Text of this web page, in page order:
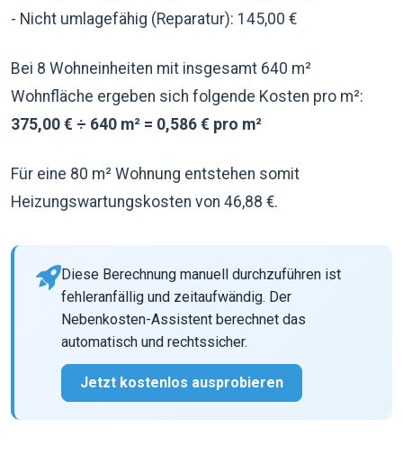
- Nicht umlagefähig (Reparatur): 145,00 €
Bei 8 Wohneinheiten mit insgesamt 640 m²
Wohnfläche ergeben sich folgende Kosten pro m²:
375,00 € ÷ 640 m² = 0,586 € pro m²
Für eine 80 m² Wohnung entstehen somit
Heizungswartungskosten von 46,88 €.
Diese Berechnung manuell durchzuführen ist
fehleranfällig und zeitaufwändig. Der
Nebenkosten-Assistent berechnet das
automatisch und rechtssicher.
Jetzt kostenlos ausprobieren